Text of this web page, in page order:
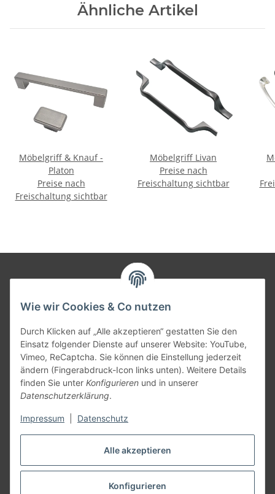
Alle akzeptieren
Konfigurieren
Wie wir Cookies & Co nutzen
Durch Klicken auf „Alle akzeptieren“ gestatten Sie den
Einsatz folgender Dienste auf unserer Website: YouTube,
Vimeo, ReCaptcha. Sie können die Einstellung jederzeit
ändern (Fingerabdruck-Icon links unten). Weitere Details
finden Sie unter Konfigurieren und in unserer
Datenschutzerklärung.
Impressum Datenschutz
Ähnliche Artikel
Möbelgriff & Knauf -
Platon
Preise nach
Freischaltung sichtbar
Möbelgriff Livan
Preise nach
Freischaltung sichtbar
Gesetzliche Informationen
Versandpartner
Kundenbewertungen
Zu den Bewertungen